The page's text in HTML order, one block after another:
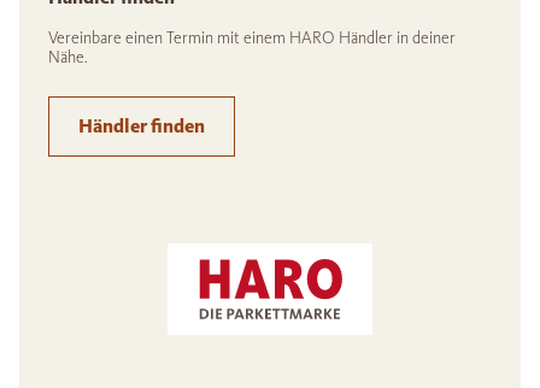
Vereinbare einen Termin mit einem HARO Händler in deiner
Nähe.
Händler finden